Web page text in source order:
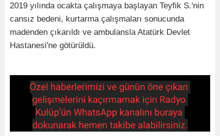
2019 yılında ocakta çalışmaya başlayan Teyfik S.'nin
cansız bedeni, kurtarma çalışmaları sonucunda
madenden çıkarıldı ve ambulansla Atatürk Devlet
Hastanesi'ne götürüldü.